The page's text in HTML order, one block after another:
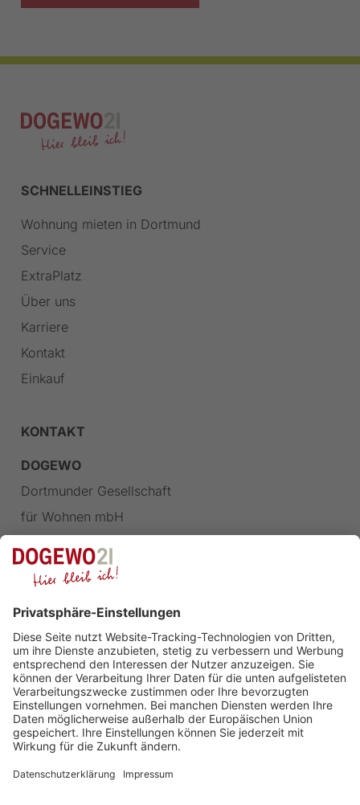
SCHNELLEINSTIEG
Wohnung mieten in Dortmund
Service
ExtraPlatz
Über uns
Karriere
Kontakt
Einkauf
KONTAKT
DOGEWO
Dortmunder Gesellschaft
für Wohnen mbH
44139 Dortmund
FOLGEN SIE UNS